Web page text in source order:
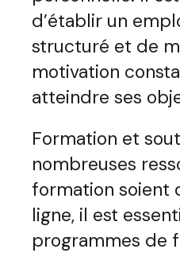
d’établir un
structuré et de
motivation
atteindre ses
Formation et
nombreuses
formation soient
ligne, il est
programmes de